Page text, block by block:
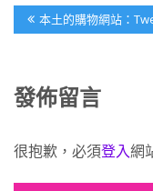
文
章
覽
Previous
Post:
本土的購物網站：
發佈留言
很抱歉，必須登入網